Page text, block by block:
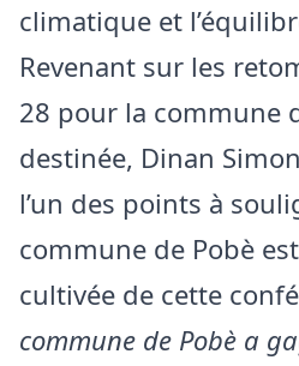
climatique et
Revenant sur les
28 pour la commune
destinée, Dinan
l’un des points à
commune de Pobè
cultivée de cette
commune de Pobè a